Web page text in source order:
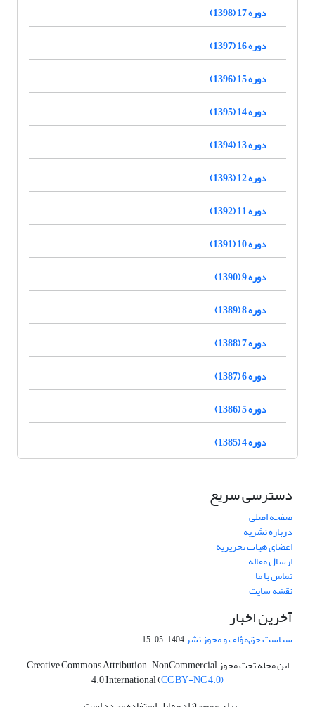
دوره 17 (1398)
دوره 16 (1397)
دوره 15 (1396)
دوره 14 (1395)
دوره 13 (1394)
دوره 12 (1393)
دوره 11 (1392)
دوره 10 (1391)
دوره 9 (1390)
دوره 8 (1389)
دوره 7 (1388)
دوره 6 (1387)
دوره 5 (1386)
دوره 4 (1385)
دسترسی سریع
صفحه اصلی
درباره نشریه
اعضای هیات تحریریه
ارسال مقاله
تماس با ما
نقشه سایت
آخرین اخبار
سیاست حق‌مؤلف و مجوز نشر1404-05-15
این مجله تحت مجوز Creative Commons Attribution-NonCommercial
4.0 International (CC BY-NC 4.0)